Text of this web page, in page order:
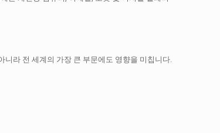
라 전 세계의 가장 큰 부문에도 영향을 미칩니다.